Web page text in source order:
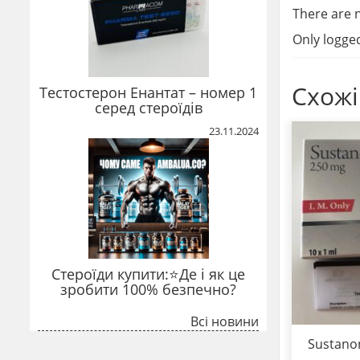
There are
Only
Тестостерон Енантат – номер 1
серед стероїдів
23.11.2024
Стероїди купити:⭐Де і як це
зробити 100% безпечно?
Всі новини